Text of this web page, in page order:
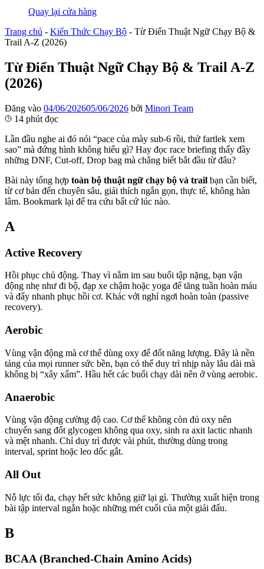
Quay lại cửa hàng
Trang chủ - Kiến Thức Chạy Bộ - Từ Điển Thuật Ngữ Chạy Bộ &
Trail A-Z (2026)
Từ Điển Thuật Ngữ Chạy Bộ & Trail A-Z
(2026)
Đăng vào 04/06/202605/06/2026 bởi Minori Team
14 phút đọc
Lần đầu nghe ai đó nói “pace của mày sub-6 rồi, thử fartlek xem
sao” mà đứng hình không hiểu gì? Hay đọc race briefing thấy đầy
những DNF, Cut-off, Drop bag mà chẳng biết bắt đầu từ đâu?
Bài này tổng hợp toàn bộ thuật ngữ chạy bộ và trail bạn cần biết,
từ cơ bản đến chuyên sâu, giải thích ngắn gọn, thực tế, không hàn
lâm. Bookmark lại để tra cứu bất cứ lúc nào.
A
Active Recovery
Hồi phục chủ động. Thay vì nằm im sau buổi tập nặng, bạn vận
động nhẹ như đi bộ, đạp xe chậm hoặc yoga để tăng tuần hoàn máu
và đẩy nhanh phục hồi cơ. Khác với nghỉ ngơi hoàn toàn (passive
recovery).
Aerobic
Vùng vận động mà cơ thể dùng oxy để đốt năng lượng. Đây là nền
tảng của mọi runner sức bền, bạn có thể duy trì nhịp này lâu dài mà
không bị “xây xẩm”. Hầu hết các buổi chạy dài nên ở vùng aerobic.
Anaerobic
Vùng vận động cường độ cao. Cơ thể không còn đủ oxy nên
chuyển sang đốt glycogen không qua oxy, sinh ra axit lactic nhanh
và mệt nhanh. Chỉ duy trì được vài phút, thường dùng trong
interval, sprint hoặc leo dốc gắt.
All Out
Nỗ lực tối đa, chạy hết sức không giữ lại gì. Thường xuất hiện trong
bài tập interval ngắn hoặc những mét cuối của một giải đấu.
B
BCAA (Branched-Chain Amino Acids)